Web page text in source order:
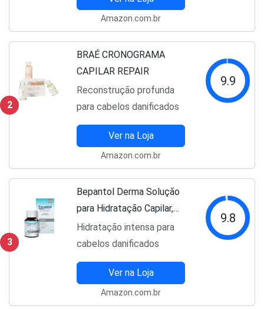
Amazon.com.br
2
BRAÉ CRONOGRAMA
CAPILAR REPAIR
Reconstrução profunda
para cabelos danificados
9.9
Ver na Loja
Amazon.com.br
3
Bepantol Derma Solução
para Hidratação Capilar,
Restauradora, 50ml
Hidratação intensa para
cabelos danificados
9.8
Ver na Loja
Amazon.com.br